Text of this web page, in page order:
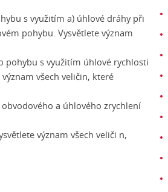
s využitím a) úhlové dráhy při
pohybu. Vysvětlete význam
pohybu s využitím úhlové rychlosti
všech veličin, které
a úhlového zrychlení
význam všech veliči n,